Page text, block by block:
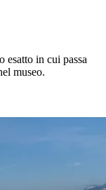
esatto in cui passa
museo.